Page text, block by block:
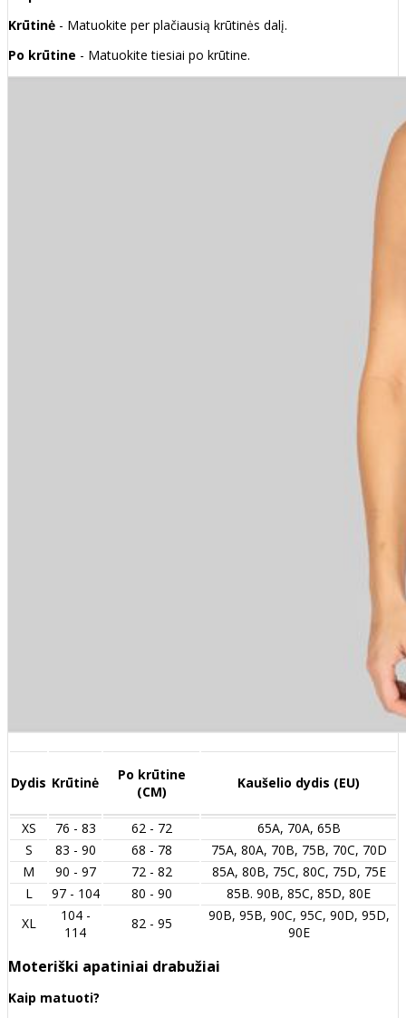
Krūtinė - Matuokite per plačiausią krūtinės dalį.
Po krūtine - Matuokite tiesiai po krūtine.
Dydis Krūtinė
Po krūtine
(CM)
Kaušelio dydis (EU)
XS 76 - 83 62 - 72
65A, 70A, 65B
S
83 - 90 68 - 78
75A, 80A, 70B, 75B, 70C, 70D
M
90 - 97 72 - 82
85A, 80B, 75C, 80C, 75D, 75E
L
97 - 104 80 - 90
85B. 90B, 85C, 85D, 80E
XL
104 -
114
82 - 95
90B, 95B, 90C, 95C, 90D, 95D,
90E
Moteriški apatiniai drabužiai
Kaip matuoti?